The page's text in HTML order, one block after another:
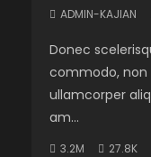
ADMIN-KAJIAN
Donec
commodo,
ullamcorper
am...
3.2M 27.8K